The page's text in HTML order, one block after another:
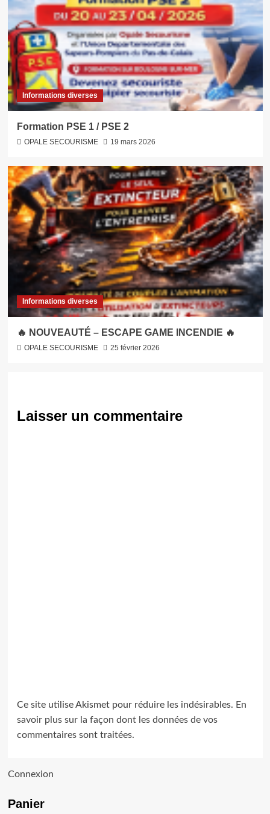
Informations diverses
Formation PSE 1 / PSE 2
OPALE SECOURISME 19 mars 2026
Informations diverses
🔥 NOUVEAUTÉ – ESCAPE GAME INCENDIE 🔥
OPALE SECOURISME 25 février 2026
Laisser un commentaire
Ce site utilise Akismet pour réduire les indésirables. En
savoir plus sur la façon dont les données de vos
commentaires sont traitées.
Connexion
Panier